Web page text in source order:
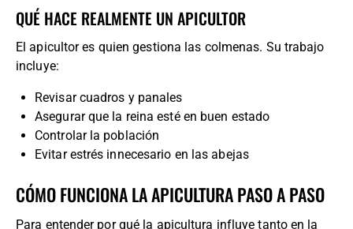
QUÉ HACE REALMENTE UN APICULTOR
El apicultor es quien gestiona las colmenas. Su trabajo
incluye:
Revisar cuadros y panales
Asegurar que la reina esté en buen estado
Controlar la población
Evitar estrés innecesario en las abejas
CÓMO FUNCIONA LA APICULTURA PASO A PASO
Para entender por qué la apicultura influye tanto en la